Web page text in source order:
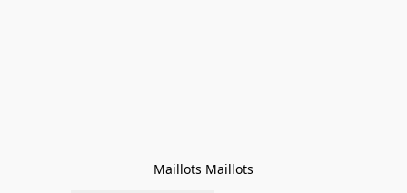
Maillots Maillots